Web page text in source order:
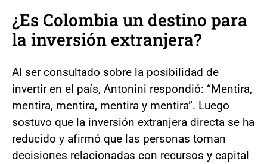
¿Es Colombia un destino para
la inversión extranjera?
Al ser consultado sobre la posibilidad de
invertir en el país, Antonini respondió: “Mentira,
mentira, mentira, mentira y mentira”. Luego
sostuvo que la inversión extranjera directa se ha
reducido y afirmó que las personas toman
decisiones relacionadas con recursos y capital